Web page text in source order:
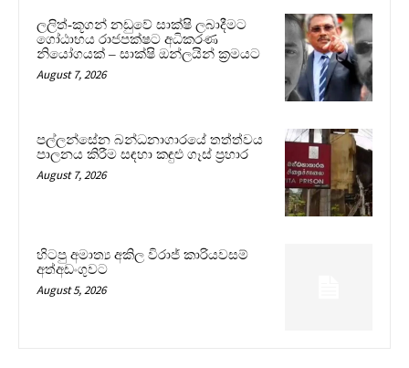
ලලිත්-කූගන් නඩුවේ සාක්ෂි ලබාදීමට
ගෝඨාභය රාජපක්ෂට අධිකරණ
නියෝගයක් – සාක්ෂි ඔන්ලයින් ක්‍රමයට
August 7, 2026
පල්ලන්සේන බන්ධනාගාරයේ තත්ත්වය
පාලනය කිරීම සඳහා කඳුළු ගෑස් ප්‍රහාර
August 7, 2026
හිටපු අමාත්‍ය අකිල විරාජ් කාරියවසම්
අත්අඩංගුවට
August 5, 2026